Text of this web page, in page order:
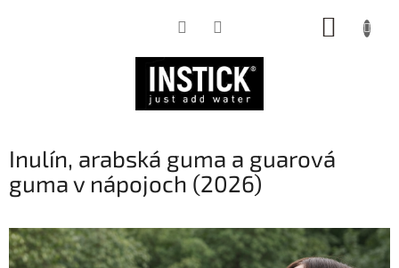
Inulín, arabská guma a guarová
guma v nápojoch (2026)